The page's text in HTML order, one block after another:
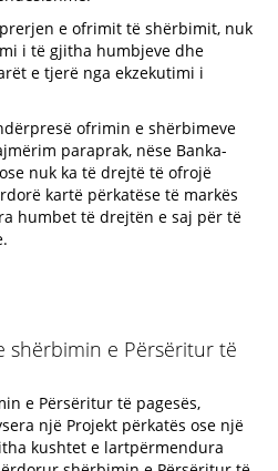
e ofrimit të shërbimit, nuk
i të gjitha humbjeve dhe
e tjerë nga ekzekutimi i
ofrimin e shërbimeve
paraprak, nëse Banka-
nuk ka të drejtë të ofrojë
kartë përkatëse të markës
humbet të drejtën e saj për të
shërbimin e Përsëritur të
e Përsëritur të pagesës,
një Projekt përkatës ose një
kushtet e lartpërmendura